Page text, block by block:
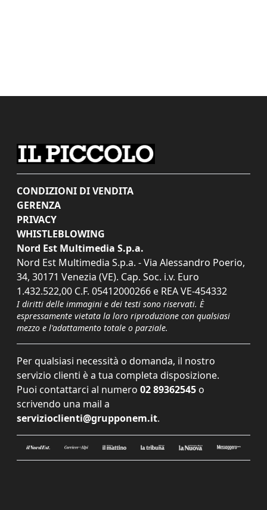
CONDIZIONI DI VENDITA
GERENZA
PRIVACY
WHISTLEBLOWING
Nord Est Multimedia S.p.a.
Nord Est Multimedia S.p.a. - Via Alessandro Poerio,
34, 30171 Venezia (VE). Cap. Soc. i.v. Euro
1.432.522,00 C.F. 05412000266 e REA VE-454332
I diritti delle immagini e dei testi sono riservati. È
espressamente vietata la loro riproduzione con qualsiasi
mezzo e l'adattamento totale o parziale.
Per qualsiasi necessità o domanda, il nostro
servizio clienti è a tua completa disposizione.
Puoi contattarci al numero 02 89362545 o
scrivendo una mail a
servizioclienti@grupponem.it.